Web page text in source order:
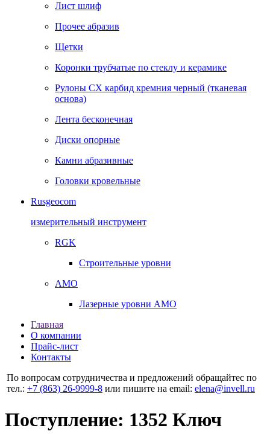
Лист шлиф
Прочее абразив
Щетки
Коронки трубчатые по стеклу и керамике
Рулоны CX карбид кремния черный (тканевая
основа)
Лента бесконечная
Диски опорные
Камни абразивные
Головки кровельные
Rusgeocom
измерительный инструмент
RGK
Строительные уровни
AMO
Лазерные уровни AMO
Главная
О компании
Прайс-лист
Контакты
По вопросам сотрудничества и предложений обращайтес по
тел.: +7 (863) 26‐9999‐8 или пишите на email: elena@invell.ru
Поступление: 1352 Ключ